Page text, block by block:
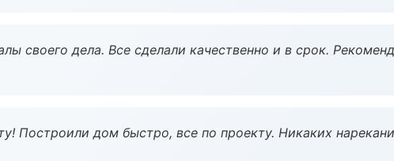
своего дела. Все сделали качественно и в срок.
Построили дом быстро, все по проекту. Никаких